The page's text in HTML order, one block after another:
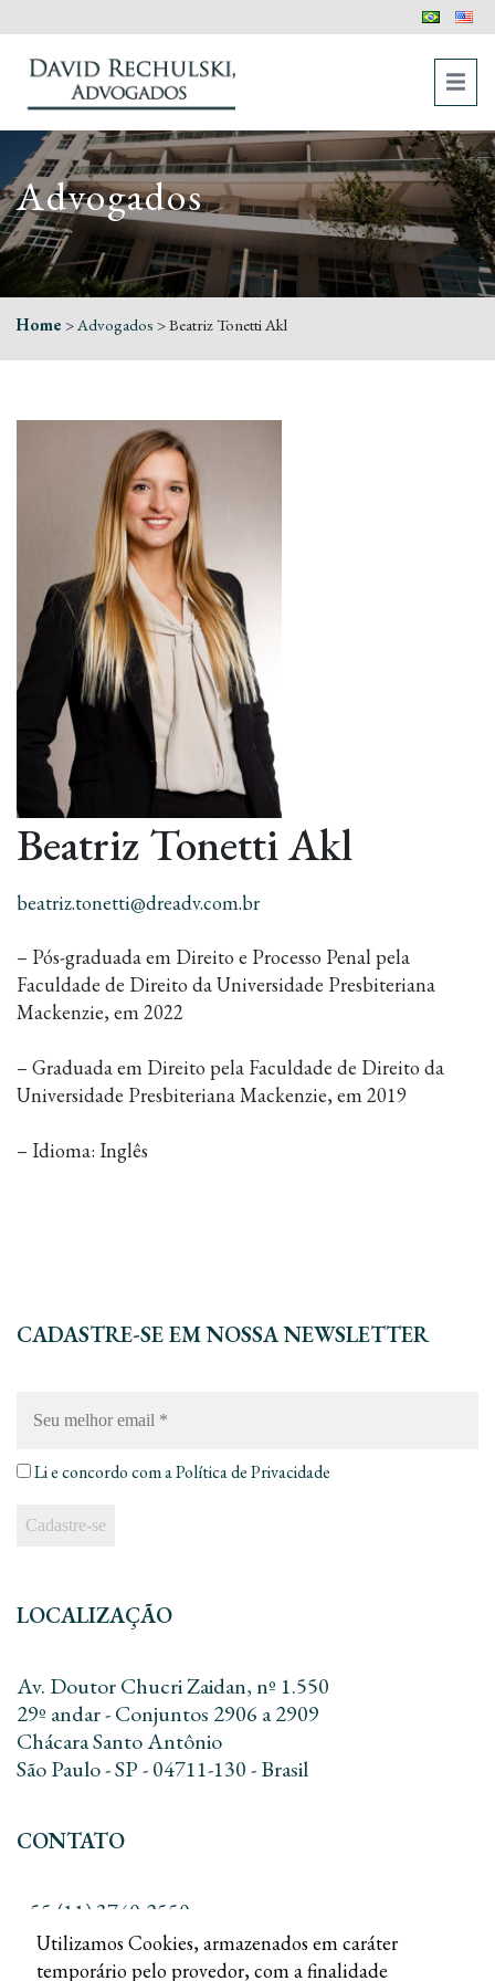
Advogados
Home >Advogados >Beatriz Tonetti Akl
Beatriz Tonetti Akl
beatriz.tonetti@dreadv.com.br
– Pós-graduada em Direito e Processo Penal pela
Faculdade de Direito da Universidade Presbiteriana
Mackenzie, em 2022
– Graduada em Direito pela Faculdade de Direito da
Universidade Presbiteriana Mackenzie, em 2019
– Idioma: Inglês
CADASTRE-SE EM NOSSA NEWSLETTER
melhor
Li e concordo com aPolítica de Privacidade
LOCALIZAÇÃO
Av. Doutor Chucri Zaidan, nº 1.550
29º andar - Conjuntos 2906 a 2909
Chácara Santo Antônio
São Paulo - SP - 04711-130 - Brasil
CONTATO
+55 (11) 3740-2550
+55 (11) 3168-8010
contato@dreadv.com.br
Utilizamos Cookies, armazenados em caráter
temporário pelo provedor, com a finalidade